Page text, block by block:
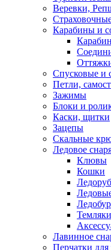
Веревки,
Карабины и
Спусковые и
Петли,
Зажимы
Блоки и
Каски, щитки
Зацепы
Скальные
Ледовое
Клювы
Кошки
Ледобур
Темляки
Лавинное
Перчатки для